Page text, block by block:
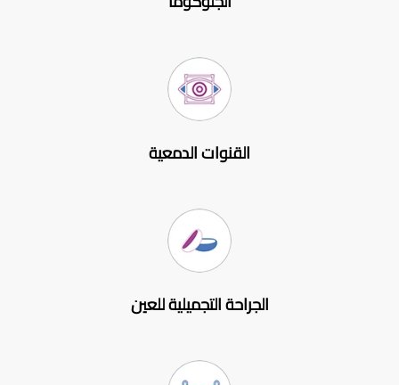
القنوات الدمعية
الجراحة التجميلية للعين